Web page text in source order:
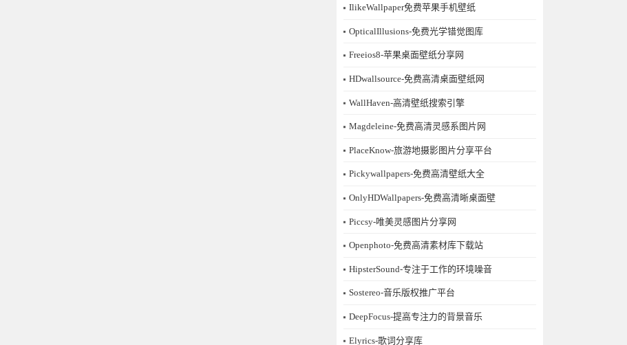
IlikeWallpaper免费苹果手机壁纸
OpticalIllusions-免费光学错觉图库
Freeios8-苹果桌面壁纸分享网
HDwallsource-免费高清桌面壁纸网
WallHaven-高清壁纸搜索引擎
Magdeleine-免费高清灵感系图片网
PlaceKnow-旅游地摄影图片分享平台
Pickywallpapers-免费高清壁纸大全
OnlyHDWallpapers-免费高清晰桌面壁
Piccsy-唯美灵感图片分享网
Openphoto-免费高清素材库下载站
HipsterSound-专注于工作的环境噪音
Sostereo-音乐版权推广平台
DeepFocus-提高专注力的背景音乐
Elyrics-歌词分享库